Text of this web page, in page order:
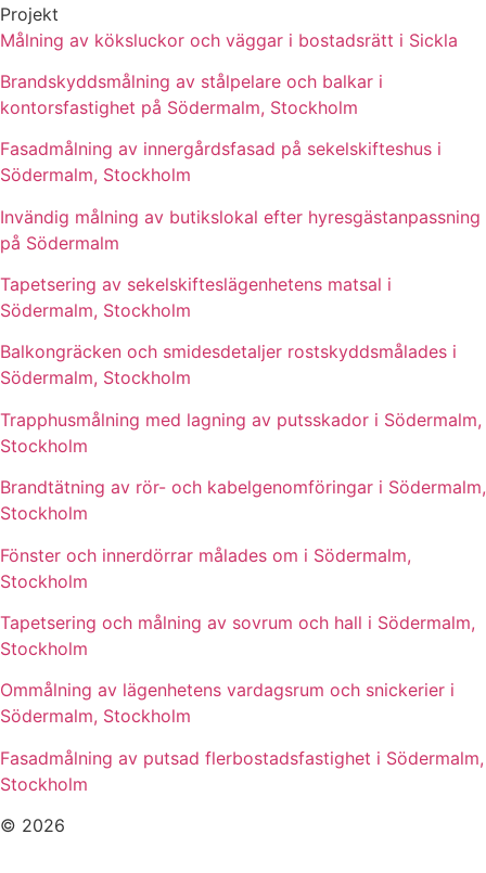
Projekt
Målning av köksluckor och väggar i bostadsrätt i Sickla
Brandskyddsmålning av stålpelare och balkar i
kontorsfastighet på Södermalm, Stockholm
Fasadmålning av innergårdsfasad på sekelskifteshus i
Södermalm, Stockholm
Invändig målning av butikslokal efter hyresgästanpassning
på Södermalm
Tapetsering av sekelskifteslägenhetens matsal i
Södermalm, Stockholm
Balkongräcken och smidesdetaljer rostskyddsmålades i
Södermalm, Stockholm
Trapphusmålning med lagning av putsskador i Södermalm,
Stockholm
Brandtätning av rör- och kabelgenomföringar i Södermalm,
Stockholm
Fönster och innerdörrar målades om i Södermalm,
Stockholm
Tapetsering och målning av sovrum och hall i Södermalm,
Stockholm
Ommålning av lägenhetens vardagsrum och snickerier i
Södermalm, Stockholm
Fasadmålning av putsad flerbostadsfastighet i Södermalm,
Stockholm
© 2026